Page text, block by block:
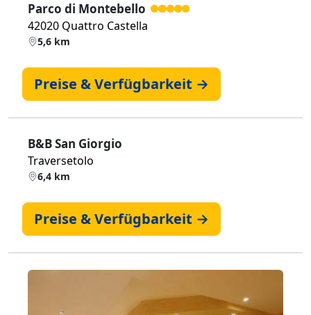
Parco di Montebello
42020 Quattro Castella
5,6 km
Preise & Verfügbarkeit →
B&B San Giorgio
Traversetolo
6,4 km
Preise & Verfügbarkeit →